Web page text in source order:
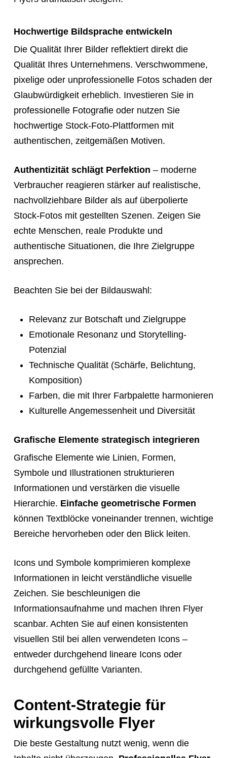
Hochwertige Bildsprache entwickeln
Die Qualität Ihrer Bilder reflektiert direkt die
Qualität Ihres Unternehmens. Verschwommene,
pixelige oder unprofessionelle Fotos schaden der
Glaubwürdigkeit erheblich. Investieren Sie in
professionelle Fotografie oder nutzen Sie
hochwertige Stock-Foto-Plattformen mit
authentischen, zeitgemäßen Motiven.
Authentizität schlägt Perfektion – moderne
Verbraucher reagieren stärker auf realistische,
nachvollziehbare Bilder als auf überpolierte
Stock-Fotos mit gestellten Szenen. Zeigen Sie
echte Menschen, reale Produkte und
authentische Situationen, die Ihre Zielgruppe
ansprechen.
Beachten Sie bei der Bildauswahl:
Relevanz zur Botschaft und Zielgruppe
Emotionale Resonanz und Storytelling-
Potenzial
Technische Qualität (Schärfe, Belichtung,
Komposition)
Farben, die mit Ihrer Farbpalette harmonieren
Kulturelle Angemessenheit und Diversität
Grafische Elemente strategisch integrieren
Grafische Elemente wie Linien, Formen,
Symbole und Illustrationen strukturieren
Informationen und verstärken die visuelle
Hierarchie. Einfache geometrische Formen
können Textblöcke voneinander trennen, wichtige
Bereiche hervorheben oder den Blick leiten.
Icons und Symbole komprimieren komplexe
Informationen in leicht verständliche visuelle
Zeichen. Sie beschleunigen die
Informationsaufnahme und machen Ihren Flyer
scanbar. Achten Sie auf einen konsistenten
visuellen Stil bei allen verwendeten Icons –
entweder durchgehend lineare Icons oder
durchgehend gefüllte Varianten.
Content-Strategie für
wirkungsvolle Flyer
Die beste Gestaltung nutzt wenig, wenn die